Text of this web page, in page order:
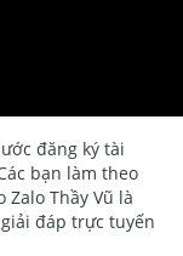
đăng ký tài
bạn làm theo
Thầy Vũ là
đáp trực tuyến